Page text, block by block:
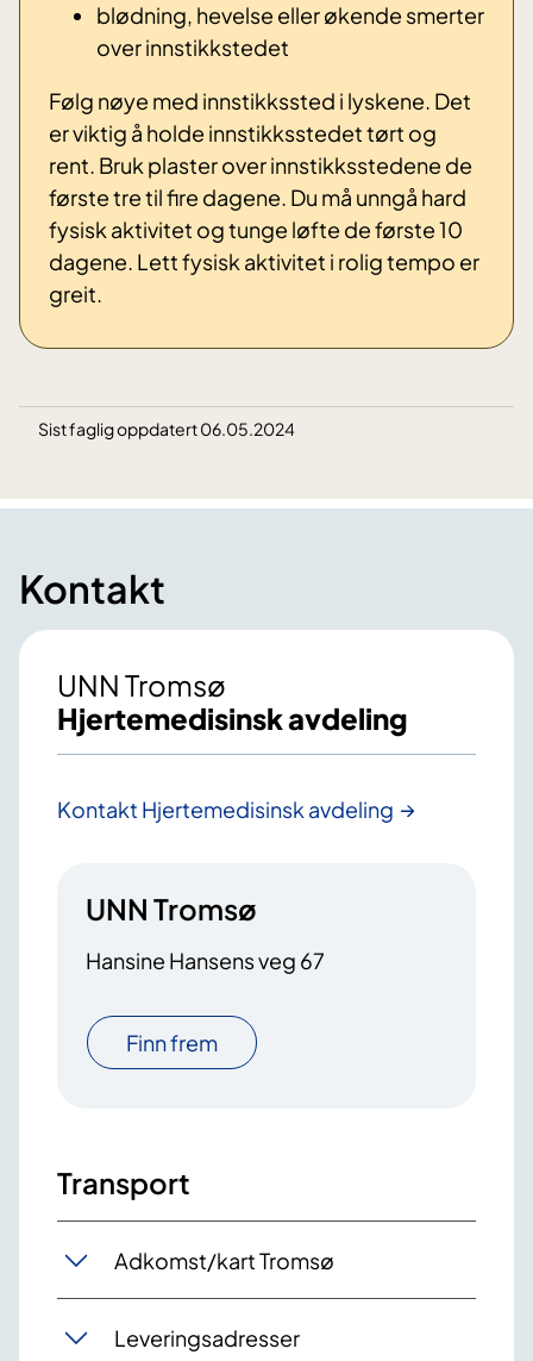
blødning, hevelse eller økende smerter
over innstikkstedet
Følg nøye med innstikkssted i lyskene. Det
er viktig å holde innstikksstedet tørt og
rent. Bruk plaster over innstikksstedene de
første tre til fire dagene. Du må unngå hard
fysisk aktivitet og tunge løfte de første 10
dagene. Lett fysisk aktivitet i rolig tempo er
greit.
Sist faglig oppdatert 06.05.2024
Kontakt
UNN Tromsø
Hjertemedisinsk avdeling
Kontakt Hjertemedisinsk avdeling
UNN Tromsø
Hansine Hansens veg 67
Finn frem
Transport
Adkomst/kart Tromsø
Leveringsadresser